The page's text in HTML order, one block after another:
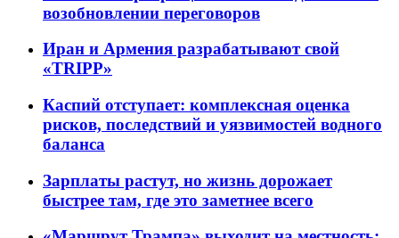
возобновлении переговоров
Иран и Армения разрабатывают свой
«TRIPP»
Каспий отступает: комплексная оценка
рисков, последствий и уязвимостей водного
баланса
Зарплаты растут, но жизнь дорожает
быстрее там, где это заметнее всего